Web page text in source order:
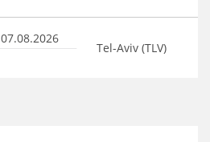
Tel-Aviv (TLV)
07.08.2026